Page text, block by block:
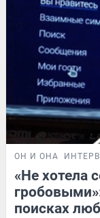
ОН И ОНА
«Не хотела
поисках